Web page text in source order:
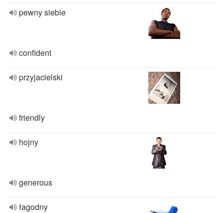
pewny siebie
confident
przyjacielski
friendly
hojny
generous
łagodny